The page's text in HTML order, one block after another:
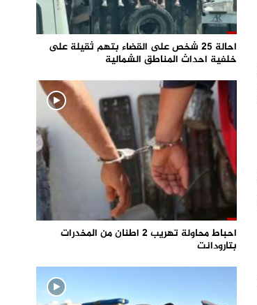
احالة 25 شخص على القضاء بتهم ثقيلة على
خلفية احداث المناطق الشمالية
احباط محاولة تهريب 2 اطنان من المخدرات
بتارودانت